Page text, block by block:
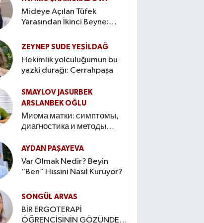
Mideye Açılan Tüfek
Yarasından İkinci Beyne:
Hikâyesi
ZEYNEP SUDE YEŞİLDAĞ
Hekimlik yolculuğumun bu
yazki durağı: Cerrahpaşa
SMAYLOV JASURBEK
ARSLANBEK OĞLU
Миома матки: симптомы,
диагностика и методы
AYDAN PAŞAYEVA
Var Olmak Nedir? Beyin
“Ben” Hissini Nasıl Kuruyor?
SONGÜL ARVAS
BİR ERGOTERAPİ
ÖĞRENCİSİNİN GÖZÜNDEN: